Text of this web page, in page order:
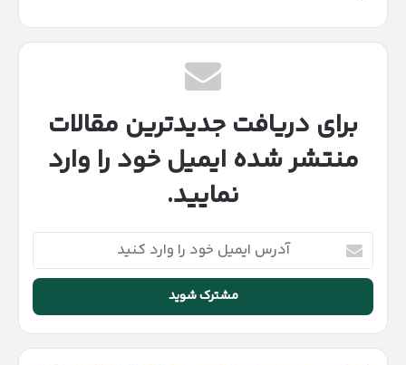
برای دریافت جدیدترین مقالات
منتشر شده ایمیل خود را وارد
نمایید.
آدرس
ایمیل
خود
وارد
کنید